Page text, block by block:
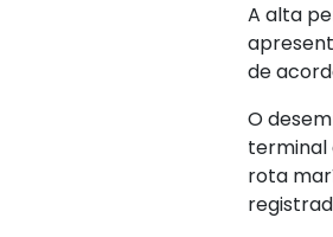
A alta
de
O
terminal
rota